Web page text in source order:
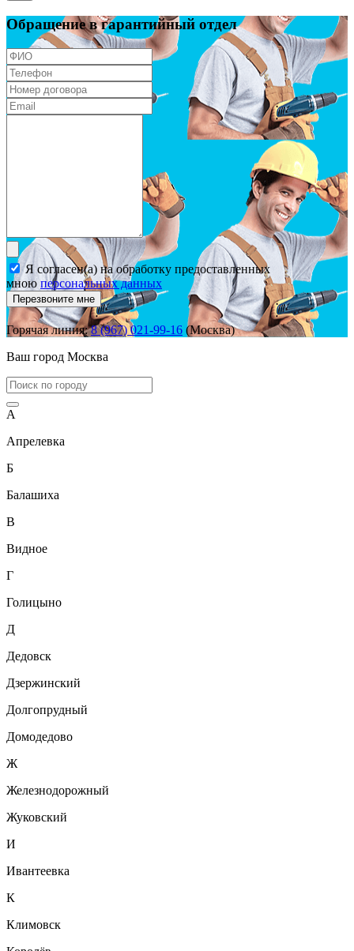
Обращение в гарантийный отдел
Я согласен(а) на обработку предоставленных
мною персональных данных
Перезвоните мне
Горячая линия:8 (967) 021-99-16 (Москва)
Ваш город Москва
А
Апрелевка
Б
Балашиха
В
Видное
Г
Голицыно
Д
Дедовск
Дзержинский
Долгопрудный
Домодедово
Ж
Железнодорожный
Жуковский
И
Ивантеевка
К
Климовск